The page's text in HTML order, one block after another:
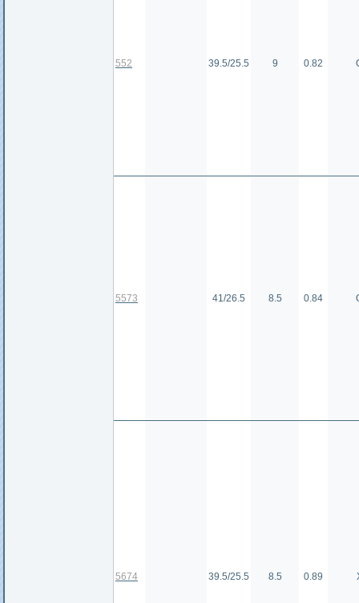
552 39.5/25.5 9 0.82
5573 41/26.5 8.5 0.84
5674 39.5/25.5 8.5 0.89